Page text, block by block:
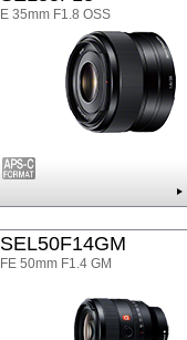
E 35mm F1.8 OSS
SEL50F14GM
FE 50mm F1.4 GM